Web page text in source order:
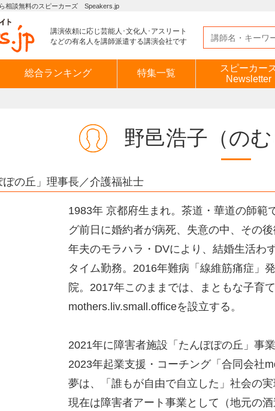
相談無料のスピーカーズ Speakers.jp
講演依頼に応じ芸能人･文化人･アスリート
などの有名人を講師派遣する講演会社です
総合ランキング 特集一覧
スピーカー
Newsletter
野邑浩子 （の
ぽの丘」理事長／介護福祉士
1983年 京都府生まれ。茶道・華道の師範
グ前日に婚約者が病死、失意の中、その
年夫のモラハラ・DVにより、結婚生活わ
タイム勤務。2016年難病「線維筋痛症」
院。2017年このままでは、まともな子育
mothers.liv.small.officeを設立する。
2021年に障害者施設「たんぽぽの丘」事
2023年起業支援・コーチング「合同会社
夢は、「誰もが自由で自立した」社会の実
現在は障害者アート事業として（地元の酒